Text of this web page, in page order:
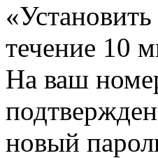
течение 10
На ваш
новый